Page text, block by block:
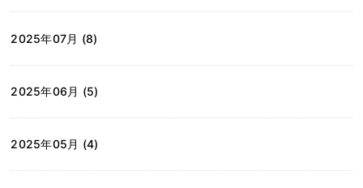
2025年07月 (8)
2025年06月 (5)
2025年05月 (4)